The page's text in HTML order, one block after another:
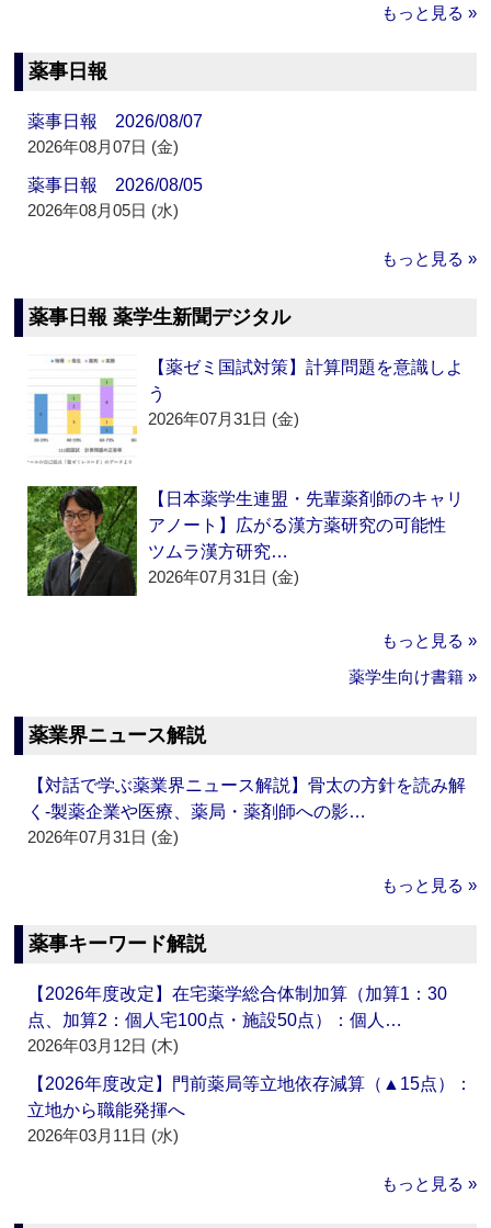
もっと見る »
薬事日報
薬事日報 2026/08/07
2026年08月07日 (金)
薬事日報 2026/08/05
2026年08月05日 (水)
もっと見る »
薬事日報 薬学生新聞デジタル
【薬ゼミ国試対策】計算問題を意識しよ
う
2026年07月31日 (金)
【日本薬学生連盟・先輩薬剤師のキャリ
アノート】広がる漢方薬研究の可能性
ツムラ漢方研究…
2026年07月31日 (金)
もっと見る »
薬学生向け書籍 »
薬業界ニュース解説
【対話で学ぶ薬業界ニュース解説】骨太の方針を読み解
く‐製薬企業や医療、薬局・薬剤師への影…
2026年07月31日 (金)
もっと見る »
薬事キーワード解説
【2026年度改定】在宅薬学総合体制加算（加算1：30
点、加算2：個人宅100点・施設50点）：個人…
2026年03月12日 (木)
【2026年度改定】門前薬局等立地依存減算（▲15点）：
立地から職能発揮へ
2026年03月11日 (水)
もっと見る »